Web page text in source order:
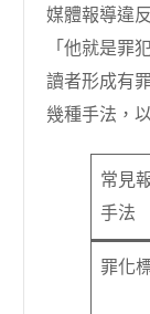
媒體報導違
「他就是罪
讀者形成有
幾種手法，
常見
手法
罪化